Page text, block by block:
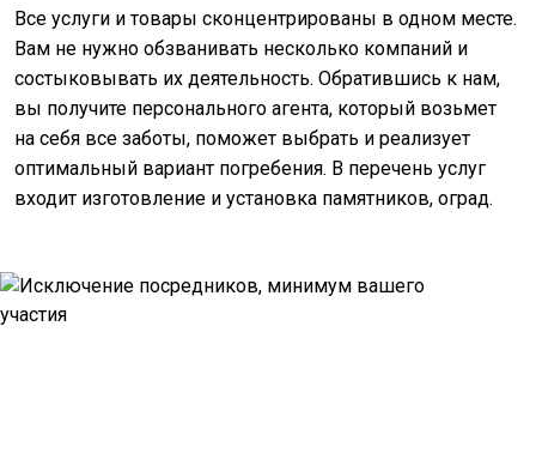
Все услуги и товары сконцентрированы в одном месте.
Вам не нужно обзванивать несколько компаний и
состыковывать их деятельность. Обратившись к нам,
вы получите персонального агента, который возьмет
на себя все заботы, поможет выбрать и реализует
оптимальный вариант погребения. В перечень услуг
входит изготовление и установка памятников, оград.